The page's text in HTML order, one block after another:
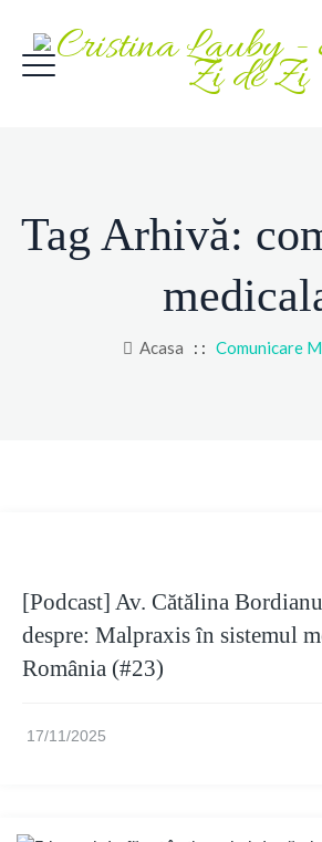
Tag Arhivă:
Acasa : : Comunicare
[Podcast] Av. Cătălina
despre: Malpraxis în sistemul
România (#23)
17/11/2025